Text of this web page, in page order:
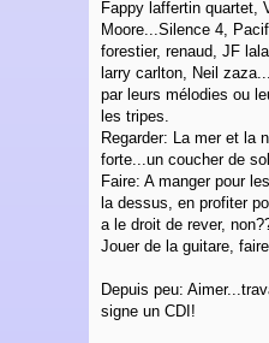
Fappy laffertin quartet,
Moore...Silence 4,
forestier, renaud, JF
larry carlton, Neil
par leurs mélodies ou
les tripes.
Regarder: La mer et la
forte...un coucher de
Faire: A manger pour
la dessus, en profiter
a le droit de rever,
Jouer de la guitare,
Depuis peu:
signe un CDI!